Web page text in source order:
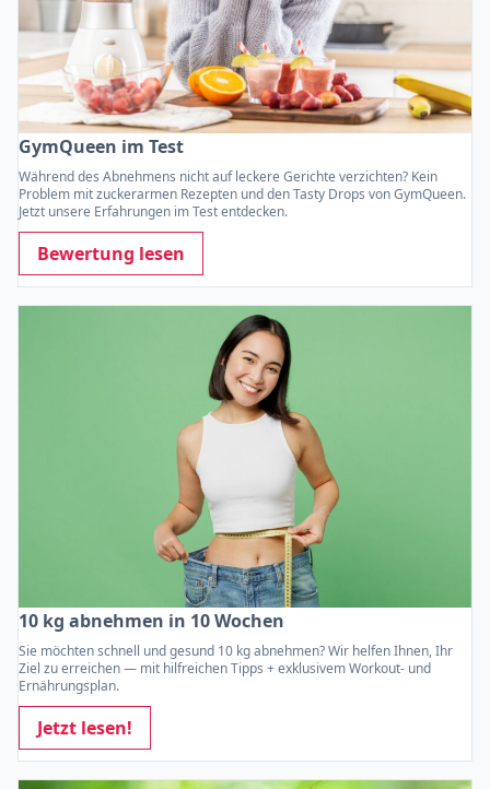
GymQueen im Test
Während des Abnehmens nicht auf leckere Gerichte verzichten? Kein
Problem mit zuckerarmen Rezepten und den Tasty Drops von GymQueen.
Jetzt unsere Erfahrungen im Test entdecken.
Bewertung lesen
10 kg abnehmen in 10 Wochen
Sie möchten schnell und gesund 10 kg abnehmen? Wir helfen Ihnen, Ihr
Ziel zu erreichen — mit hilfreichen Tipps + exklusivem Workout- und
Ernährungsplan.
Jetzt lesen!